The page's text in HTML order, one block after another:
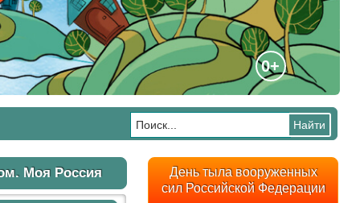
0+
Моя Россия
День тыла вооруженных
сил Российской Федерации